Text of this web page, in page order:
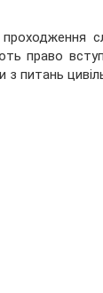
право
з питань